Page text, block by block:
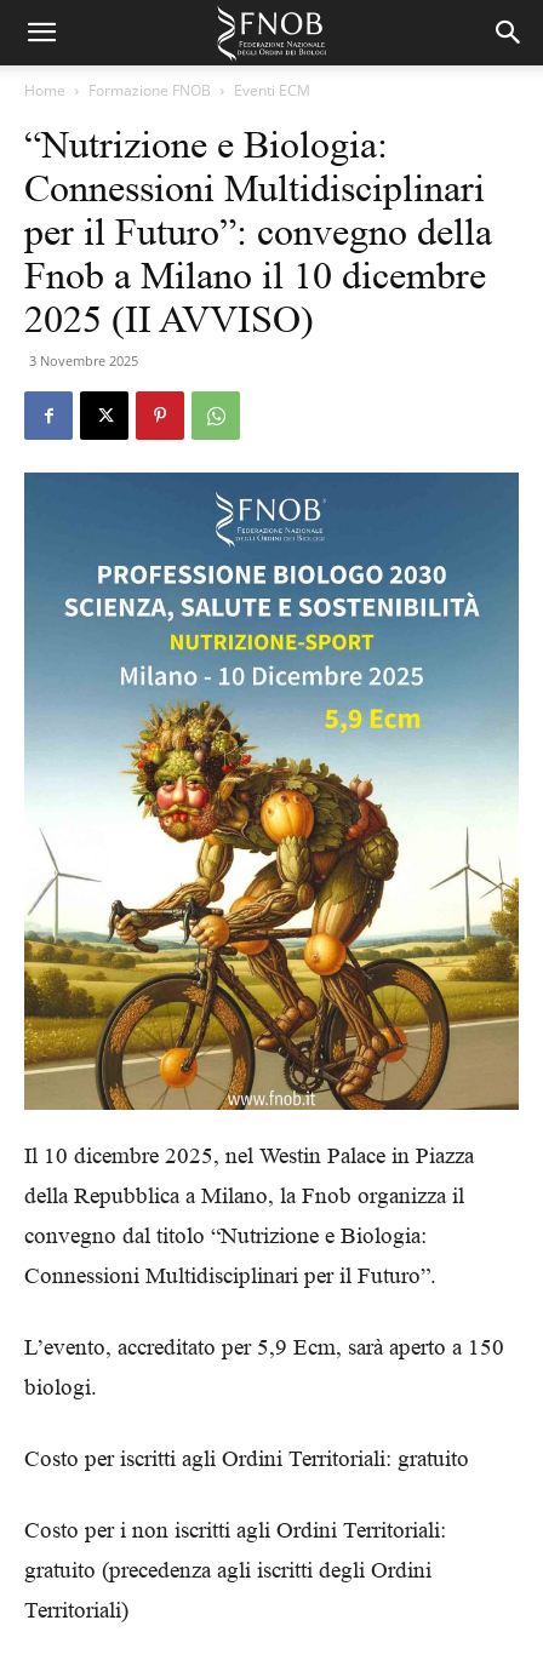
Home Formazione FNOB Eventi ECM
“Nutrizione e Biologia:
Connessioni Multidisciplinari
per il Futuro”: convegno della
Fnob a Milano il 10 dicembre
2025 (II AVVISO)
3 Novembre 2025
Il 10 dicembre 2025, nel Westin Palace in Piazza
della Repubblica a Milano, la Fnob organizza il
convegno dal titolo “Nutrizione e Biologia:
Connessioni Multidisciplinari per il Futuro”.
L’evento, accreditato per 5,9 Ecm, sarà aperto a 150
biologi.
Costo per iscritti agli Ordini Territoriali: gratuito
Costo per i non iscritti agli Ordini Territoriali:
gratuito (precedenza agli iscritti degli Ordini
Territoriali)